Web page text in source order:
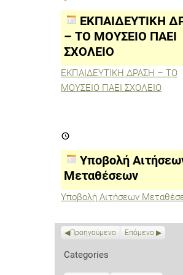
ΜΟΥΣΕΙΟ
ΠΑΕΙ
ΣΧΟΛΕΙΟ
ΕΚΠΑΙΔΕΥΤΙΚΗ
– ΤΟ ΜΟΥΣΕΙΟ ΠΑΕΙ
ΣΧΟΛΕΙΟ
ΕΚΠΑΙΔΕΥΤΙΚΗ ΔΡΑΣΗ – ΤΟ
ΜΟΥΣΕΙΟ ΠΑΕΙ ΣΧΟΛΕΙΟ
Αιτήσεων
Υποβολή
Μεταθέσεων
Υποβολή Αιτήσεων
Προηγούμενο Επόμενο
Categories